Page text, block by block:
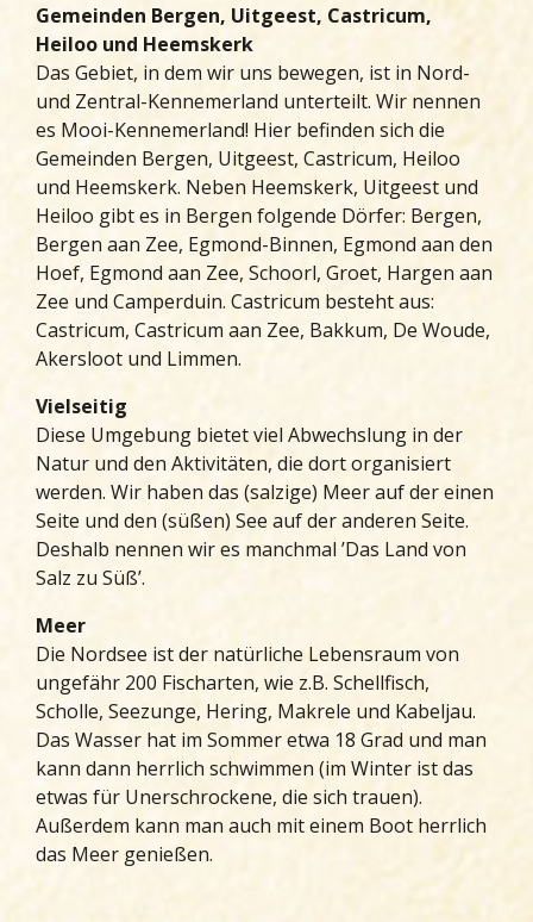
Gemeinden Bergen, Uitgeest, Castricum,
Heiloo und Heemskerk
Das Gebiet, in dem wir uns bewegen, ist in Nord-
und Zentral-Kennemerland unterteilt. Wir nennen
es Mooi-Kennemerland! Hier befinden sich die
Gemeinden Bergen, Uitgeest, Castricum, Heiloo
und Heemskerk. Neben Heemskerk, Uitgeest und
Heiloo gibt es in Bergen folgende Dörfer: Bergen,
Bergen aan Zee, Egmond-Binnen, Egmond aan den
Hoef, Egmond aan Zee, Schoorl, Groet, Hargen aan
Zee und Camperduin. Castricum besteht aus:
Castricum, Castricum aan Zee, Bakkum, De Woude,
Akersloot und Limmen.
Vielseitig
Diese Umgebung bietet viel Abwechslung in der
Natur und den Aktivitäten, die dort organisiert
werden. Wir haben das (salzige) Meer auf der einen
Seite und den (süßen) See auf der anderen Seite.
Deshalb nennen wir es manchmal ’Das Land von
Salz zu Süß’.
Meer
Die Nordsee ist der natürliche Lebensraum von
ungefähr 200 Fischarten, wie z.B. Schellfisch,
Scholle, Seezunge, Hering, Makrele und Kabeljau.
Das Wasser hat im Sommer etwa 18 Grad und man
kann dann herrlich schwimmen (im Winter ist das
etwas für Unerschrockene, die sich trauen).
Außerdem kann man auch mit einem Boot herrlich
das Meer genießen.